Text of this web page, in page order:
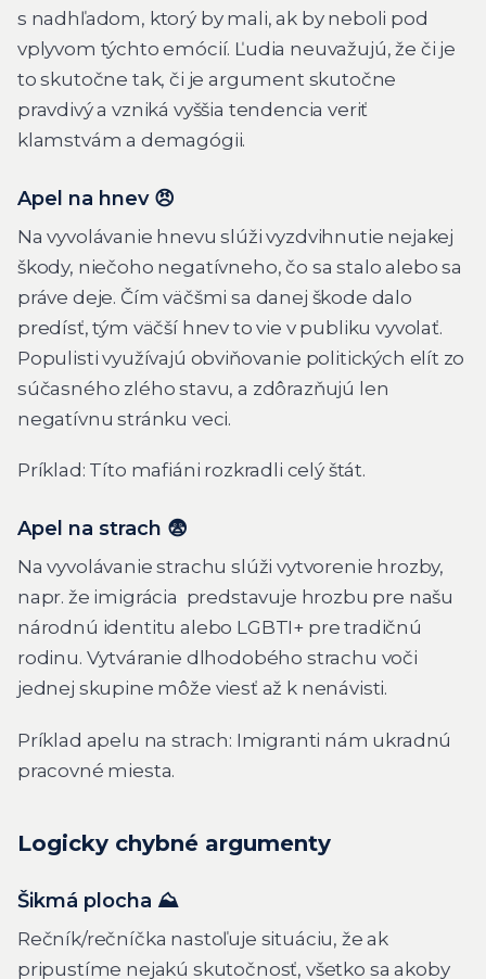
s nadhľadom, ktorý by mali, ak by neboli pod
vplyvom týchto emócií. Ľudia neuvažujú, že či je
to skutočne tak, či je argument skutočne
pravdivý a vzniká vyššia tendencia veriť
klamstvám a demagógii.
Apel na hnev 😠
Na vyvolávanie hnevu slúži vyzdvihnutie nejakej
škody, niečoho negatívneho, čo sa stalo alebo sa
práve deje. Čím väčšmi sa danej škode dalo
predísť, tým väčší hnev to vie v publiku vyvolať.
Populisti využívajú obviňovanie politických elít zo
súčasného zlého stavu, a zdôrazňujú len
negatívnu stránku veci.
Príklad: Títo mafiáni rozkradli celý štát.
Apel na strach 😨
Na vyvolávanie strachu slúži vytvorenie hrozby,
napr. že imigrácia predstavuje hrozbu pre našu
národnú identitu alebo LGBTI+ pre tradičnú
rodinu. Vytváranie dlhodobého strachu voči
jednej skupine môže viesť až k nenávisti.
Príklad apelu na strach: Imigranti nám ukradnú
pracovné miesta.
Logicky chybné argumenty
Šikmá plocha ⛰️
Rečník/rečníčka nastoľuje situáciu, že ak
pripustíme nejakú skutočnosť, všetko sa akoby